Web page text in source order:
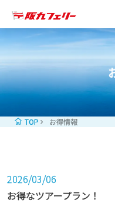
TOP お得情報
2026/03/06
お得なツアープラン！